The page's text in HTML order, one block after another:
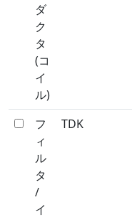
ダ
ク
タ
(コ
イ
ル)
フ
ィ
ル
タ
/
イ
TDK